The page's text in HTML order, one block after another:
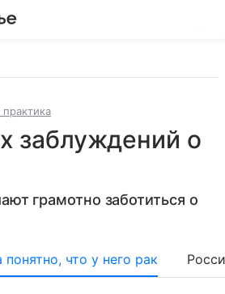
заблуждений о
грамотно заботиться о
что у него рак